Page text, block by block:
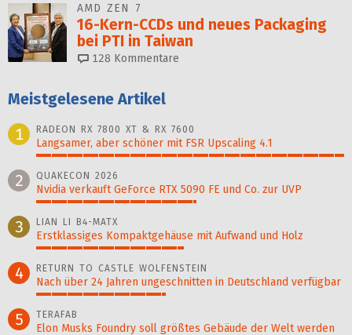
AMD ZEN 7
16-Kern-CCDs und neues Packaging
bei PTI in Taiwan
128 Kommentare
Meistgelesene Artikel
1
RADEON RX 7800 XT & RX 7600
Langsamer, aber schöner mit FSR Upscaling 4.1
100%
2 QUAKECON 2026
Nvidia verkauft GeForce RTX 5090 FE und Co. zur UVP
52%
3 LIAN LI B4-MATX
Erstklassiges Kompaktgehäuse mit Aufwand und Holz
48%
4 RETURN TO CASTLE WOLFENSTEIN
Nach über 24 Jahren ungeschnitten in Deutschland verfügbar
42%
5 TERAFAB
Elon Musks Foundry soll größ­tes Gebäude der Welt werden